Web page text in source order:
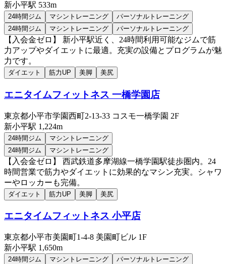
新小平駅 533m
24時間ジム マシントレーニング
パーソナルトレーニング
24時間ジム
マシントレーニング パーソナルトレーニング
【入会金ゼロ】 新小平駅近く、24時間利用可能なジムで筋
力アップやダイエットに最適。充実の設備とプログラムが魅
力です。
ダイエット 筋力UP 美脚 美尻
エニタイムフィットネス 一橋学園店
東京都小平市学園西町2-13-33 コスモ一橋学園 2F
新小平駅 1,224m
24時間ジム
マシントレーニング
24時間ジム
マシントレーニング
【入会金ゼロ】 西武鉄道多摩湖線一橋学園駅徒歩圏内。24
時間営業で筋力やダイエットに効果的なマシン充実。シャワ
ーやロッカーも完備。
ダイエット 筋力UP 美脚 美尻
エニタイムフィットネス 小平店
東京都小平市美園町1-4-8 美園町ビル 1F
新小平駅 1,650m
24時間ジム マシントレーニング
パーソナルトレーニング